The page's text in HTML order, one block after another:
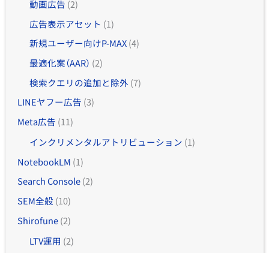
動画広告 (2)
広告表示アセット (1)
新規ユーザー向けP-MAX(4)
最適化案（AAR） (2)
検索クエリの追加と除外 (7)
LINEヤフー広告 (3)
Meta広告 (11)
インクリメンタルアトリビューション (1)
NotebookLM (1)
Search Console(2)
SEM全般(10)
Shirofune(2)
LTV運用 (2)